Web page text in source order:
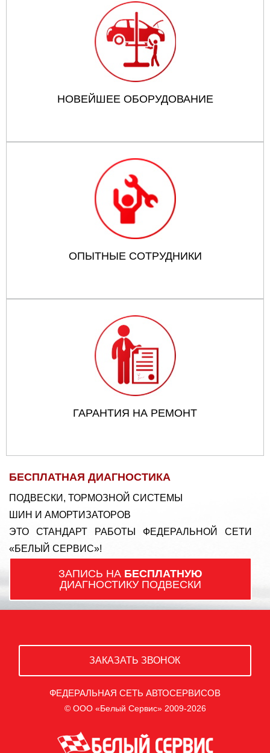
НОВЕЙШЕЕ ОБОРУДОВАНИЕ
ОПЫТНЫЕ СОТРУДНИКИ
ГАРАНТИЯ НА РЕМОНТ
БЕСПЛАТНАЯ ДИАГНОСТИКА
ПОДВЕСКИ, ТОРМОЗНОЙ СИСТЕМЫ
ШИН И АМОРТИЗАТОРОВ
ЭТО СТАНДАРТ РАБОТЫ ФЕДЕРАЛЬНОЙ СЕТИ
«БЕЛЫЙ СЕРВИС»!
ЗАПИСЬ НА БЕСПЛАТНУЮ
ДИАГНОСТИКУ ПОДВЕСКИ
ЗАКАЗАТЬ ЗВОНОК
ФЕДЕРАЛЬНАЯ СЕТЬ АВТОСЕРВИСОВ
© ООО «Белый Сервис» 2009-2026